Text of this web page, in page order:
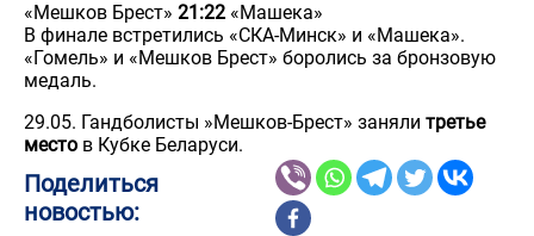
«Мешков Брест» 21:22 «Машека»
В финале встретились «СКА-Минск» и «Машека».
«Гомель» и «Мешков Брест» боролись за бронзовую
медаль.
29.05. Гандболисты »Мешков-Брест» заняли третье
место в Кубке Беларуси.
Поделиться
новостью: